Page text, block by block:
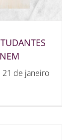
21 de janeiro